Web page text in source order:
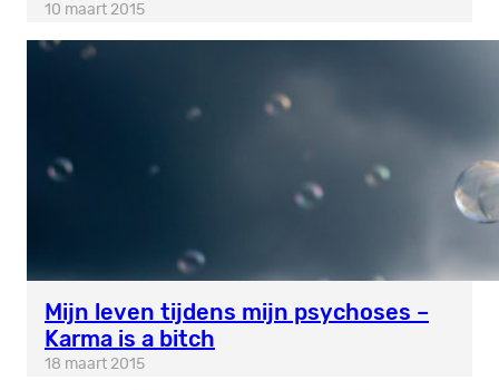
10 maart 2015
Mijn leven tijdens mijn psychoses –
Karma is a bitch
18 maart 2015